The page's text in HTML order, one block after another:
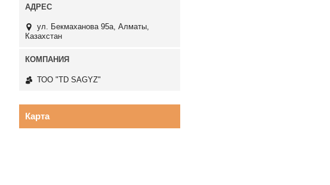
ул. Бекмаханова 95а, Алматы,
Казахстан
ТОО "TD SAGYZ"
Карта